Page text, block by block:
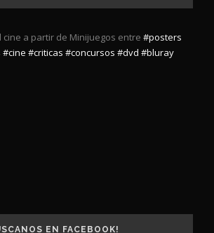
cine a partir de Minijuegos entre #posters
#cine #criticas #concursos #dvd #bluray
EN FACEBOOK!